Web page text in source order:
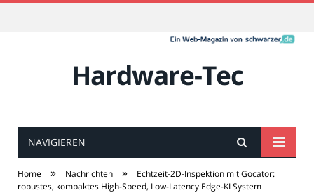
Hardware-Tec
NAVIGIEREN
Home » Nachrichten »
Echtzeit-2D-Inspektion mit Gocator:
robustes, kompaktes High-Speed, Low-Latency Edge-KI System